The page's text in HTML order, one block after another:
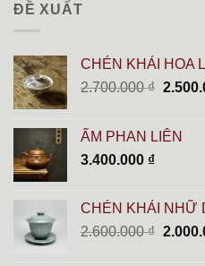
ĐỀ XUẤT
CHÉN KHẢI HOA
2.700.000₫ Giá
ẤM PHAN LIÊN
3.400.000 ₫
CHÉN KHẢI NHỮ
2.600.000₫ Giá